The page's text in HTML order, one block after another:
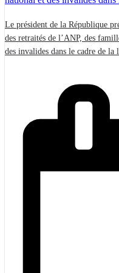
Le président de la République
des retraités de l’ANP, des
des invalides dans le cadre de